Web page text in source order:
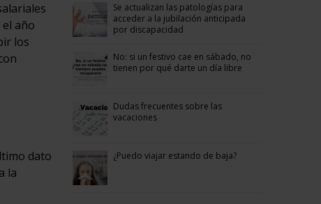
año
los
dato
la
Se actualizan las patologías para
acceder a la jubilación anticipada
por discapacidad
No: si un festivo cae en sábado, no
tienen por qué darte un día libre
Dudas frecuentes sobre las
vacaciones
¿Puedo viajar estando de baja?